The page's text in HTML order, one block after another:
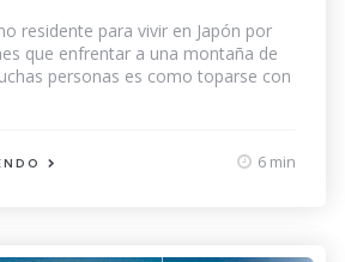
residente para vivir en Japón por
que enfrentar a una montaña de
personas es como toparse con
6 min